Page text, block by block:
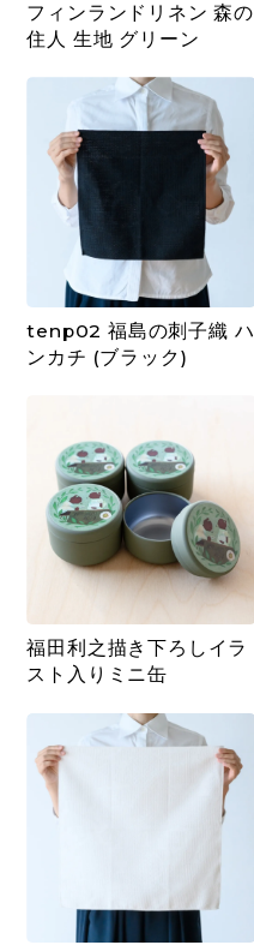
フィンランドリネン 森の
住人 生地 グリーン
tenp02 福島の刺子織 ハ
ンカチ (ブラック)
福田利之描き下ろしイラ
スト入りミニ缶